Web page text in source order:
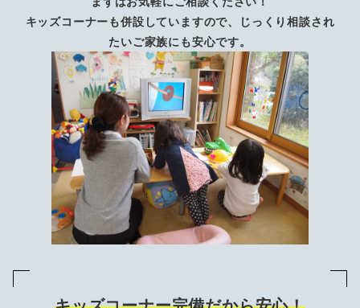
キッズコーナーも併設していますので、じっくり相談され
たいご家族にも安心です。